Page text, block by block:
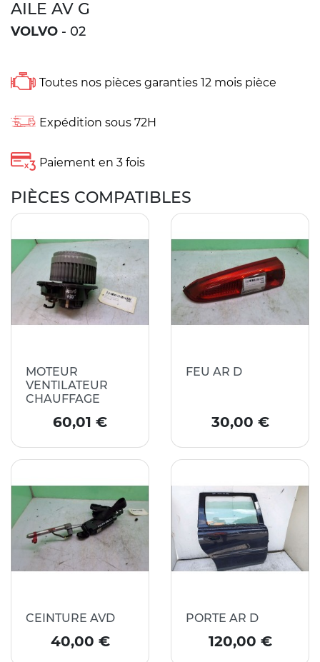
AILE AV G
VOLVO - 02
Toutes nos pièces garanties 12 mois pièce
Expédition sous 72H
Paiement en 3 fois
PIÈCES COMPATIBLES
MOTEUR
VENTILATEUR
CHAUFFAGE
Prix
60,01 €
FEU AR D
Prix
30,00 €
CEINTURE AVD
Prix
40,00 €
PORTE AR D
Prix
120,00 €